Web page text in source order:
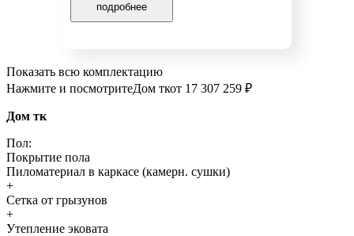
подробнее
Показать всю комплектацию
Нажмите и посмотритеДом ткот 17 307 259 ₽
Дом тк
Пол:
Покрытие пола
Пиломатериал в каркасе (камерн. сушки)
+
Сетка от грызунов
+
Утепление эковата